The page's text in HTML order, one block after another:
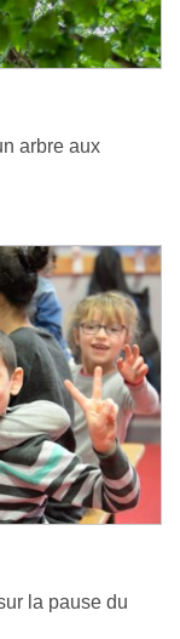
arbre aux
la pause du